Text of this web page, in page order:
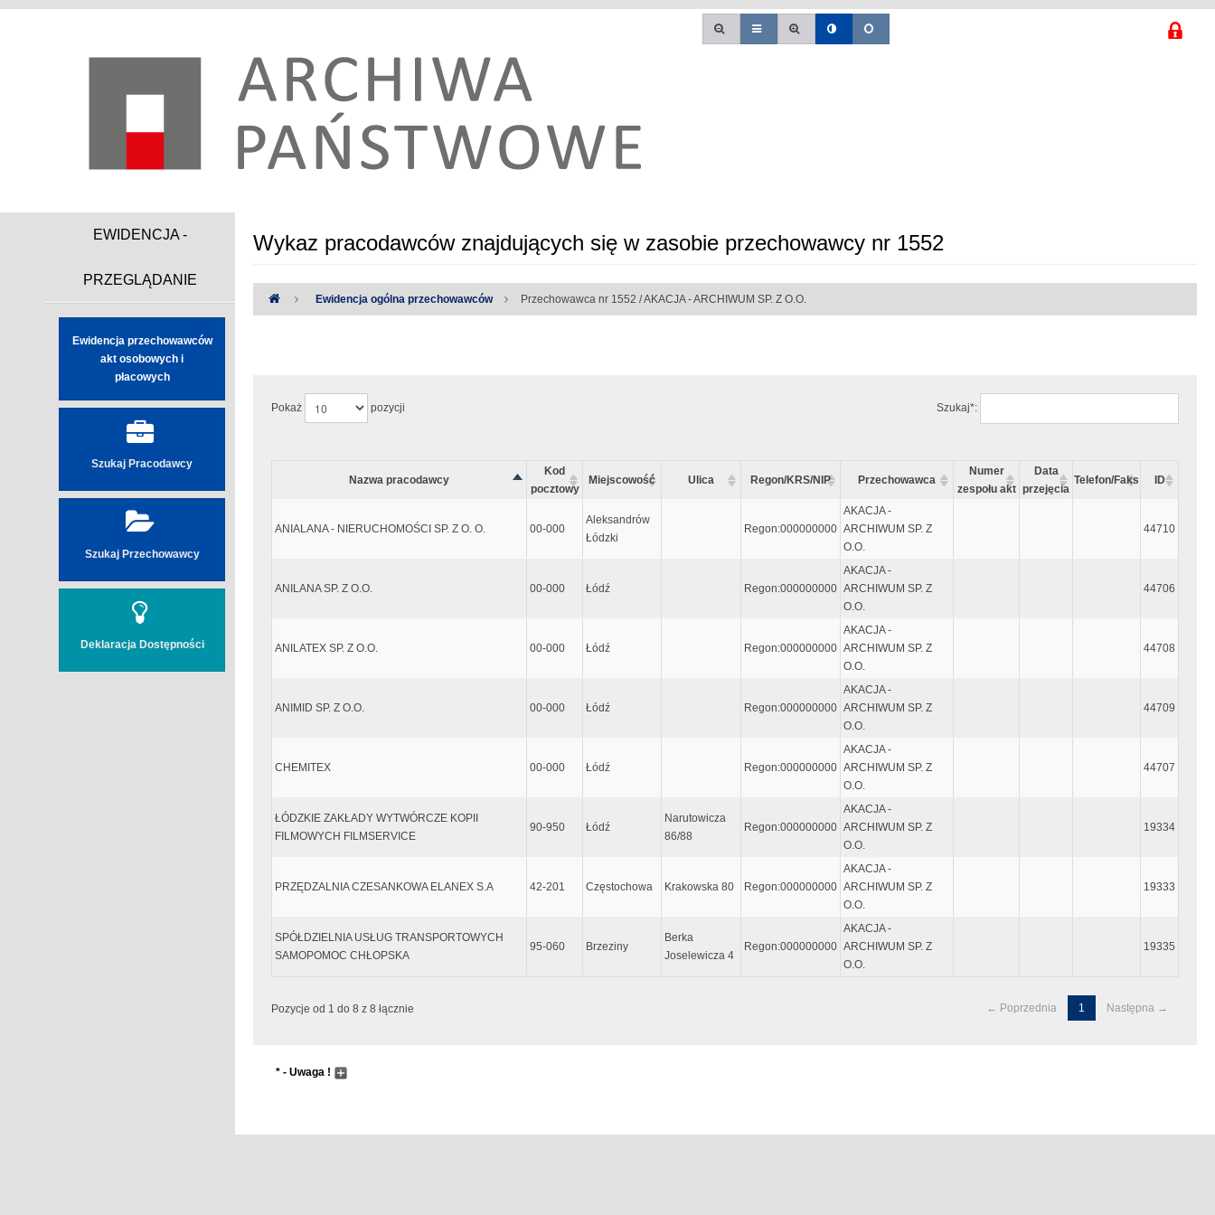
EWIDENCJA -
PRZEGLĄDANIE
Ewidencja przechowawców
akt osobowych i
płacowych
Szukaj Pracodawcy
Szukaj Przechowawcy
Deklaracja Dostępności
Wykaz pracodawców znajdujących się w zasobie przechowawcy nr 1552
Ewidencja ogólna przechowawców Przechowawca nr 1552 / AKACJA - ARCHIWUM SP. Z O.O.
Pokaż pozycji Szukaj*:
Nazwa pracodawcy
Kod
pocztowy
Miejscowość Ulica Regon/KRS/NIP Przechowawca
Numer
zespołu akt
Data
przejęcia
Telefon/Faks ID
ANIALANA - NIERUCHOMOŚCI SP. Z O. O. 00-000
Aleksandrów
Łódzki
Regon:000000000
AKACJA -
ARCHIWUM SP. Z
O.O.
44710
ANILANA SP. Z O.O. 00-000 Łódź Regon:000000000
AKACJA -
ARCHIWUM SP. Z
O.O.
44706
ANILATEX SP. Z O.O. 00-000 Łódź Regon:000000000
AKACJA -
ARCHIWUM SP. Z
O.O.
44708
ANIMID SP. Z O.O. 00-000 Łódź Regon:000000000
AKACJA -
ARCHIWUM SP. Z
O.O.
44709
CHEMITEX 00-000 Łódź Regon:000000000
AKACJA -
ARCHIWUM SP. Z
O.O.
44707
ŁÓDZKIE ZAKŁADY WYTWÓRCZE KOPII
FILMOWYCH FILMSERVICE
90-950 Łódź
Narutowicza
86/88
Regon:000000000
AKACJA -
ARCHIWUM SP. Z
O.O.
19334
PRZĘDZALNIA CZESANKOWA ELANEX S.A 42-201 Częstochowa Krakowska 80 Regon:000000000
AKACJA -
ARCHIWUM SP. Z
O.O.
19333
SPÓŁDZIELNIA USŁUG TRANSPORTOWYCH
SAMOPOMOC CHŁOPSKA
95-060 Brzeziny
Berka
Joselewicza 4
Regon:000000000
AKACJA -
ARCHIWUM SP. Z
O.O.
19335
Pozycje od 1 do 8 z 8 łącznie ← Poprzednia 1 Następna →
* - Uwaga !